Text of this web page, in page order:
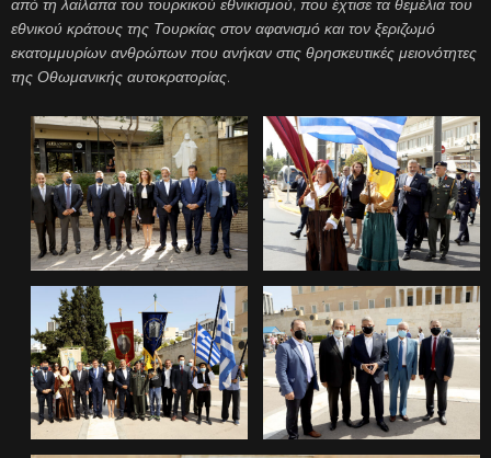
από τη λαίλαπα του τουρκικού εθνικισμού, που έχτισε τα θεμέλια του
εθνικού κράτους της Τουρκίας στον αφανισμό και τον ξεριζωμό
εκατομμυρίων ανθρώπων που ανήκαν στις θρησκευτικές μειονότητες
της Οθωμανικής αυτοκρατορίας.